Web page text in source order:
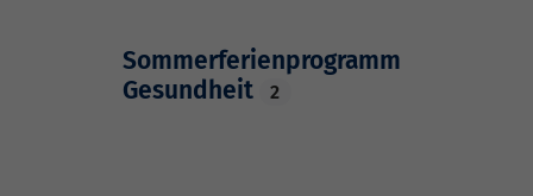
Sommerferienprogramm
Gesundheit
2